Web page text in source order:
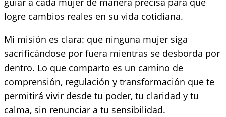
logre cambios reales en su vida cotidiana.
Mi misión es clara: que ninguna mujer siga
sacrificándose por fuera mientras se desborda por
dentro. Lo que comparto es un camino de
comprensión, regulación y transformación que te
permitirá vivir desde tu poder, tu claridad y tu
calma, sin renunciar a tu sensibilidad.